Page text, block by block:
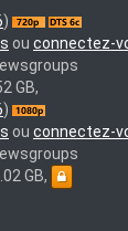
)
ou connectez-
GB,
)
ou connectez-
GB,